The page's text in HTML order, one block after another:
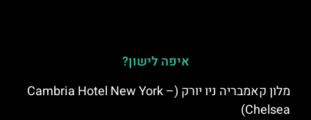
איפה לישון?
מלון קאמבריה ניו יורק (Cambria Hotel New York –
Chelsea)